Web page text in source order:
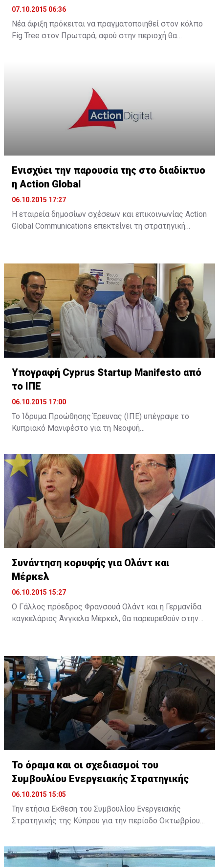
07.10.2015 06:36
Νέα άφιξη πρόκειται να πραγματοποιηθεί στον κόλπο
Fig Tree στον Πρωταρά, αφού στην περιοχή θα
Ενισχύει την παρουσία της στο διαδίκτυο
η Action Global
06.10.2015 17:27
Η εταιρεία δημοσίων σχέσεων και επικοινωνίας Action
Global Communications επεκτείνει τη στρατηγική
ανακοίνωση, "στο σημερινό ταχέως μεταβαλλόμενο
διαδικτυακό περιβάλλον, η Action Digital και η Action
Global Communications θα είναι σε θέση να
προσφέρουν πλήρως ολοκληρωμένες και ...
Υπογραφή Cyprus Startup Manifesto από
το ΙΠΕ
06.10.2015 17:00
Το Ίδρυμα Προώθησης Έρευνας (ΙΠΕ) υπέγραψε το
Κυπριακό Μανιφέστο για τη Νεοφυή
αναφέρει σχετική ανακοίνωση, με την υπογραφή του
Μανιφέστου το ΙΠΕ επιβεβαίωσε τη στήριξή του για
τη θέσπιση ενός πλαισίου για την υποστήριξη της
ίδρυσης και λειτουργίας νέων καινοτόμων
επιχειρήσεων στην Κύπρο, καθώς και τη βελτίωση του
επιχειρηματικού οικοσυστήματος.
Συνάντηση κορυφής για Ολάντ και
Μέρκελ
06.10.2015 15:27
Ο Γάλλος πρόεδρος Φρανσουά Ολάντ και η Γερμανίδα
καγκελάριος Άνγκελα Μέρκελ, θα παρευρεθούν στην
συζητήσουν με τους ευρωβουλευτές τα ζητήματα που
πρέπει να αντιμετωπίσει η ΕΕ.
Το όραμα και οι σχεδιασμοί του
Συμβουλίου Ενεργειακής Στρατηγικής
06.10.2015 15:05
Την ετήσια Εκθεση του Συμβουλίου Ενεργειακής
Στρατηγικής της Κύπρου για την περίοδο Οκτωβρίου
της Δημοκρατίας ο Πρόεδρος του Συμβουλίου
Ανδρέας Πουλλικάς. Παραλαμβάνοντας την Έκθεση, ο